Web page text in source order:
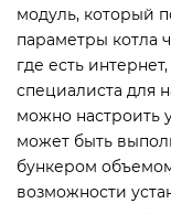
модуль, который
параметры котла
где есть
специалиста для
можно настроить
может быть
бункером
возможности